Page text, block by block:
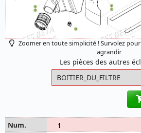
Zoomer en toute simplicité ! Survolez
agrandir
Les pièces des autres
1